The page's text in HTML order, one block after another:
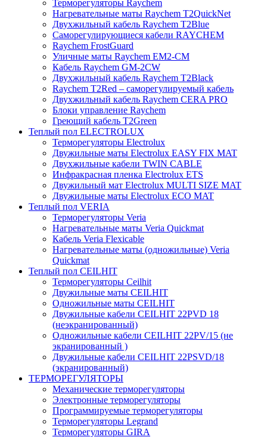
Терморегуляторы Raychem
Нагревательные маты Raychem T2QuickNet
Двухжильный кабель Raychem T2Blue
Саморегулирующиеся кабели RAYCHEM
Raychem FrostGuard
Уличные маты Raychem EM2-CM
Кабель Raychem GM-2CW
Двухжильный кабель Raychem T2Black
Raychem T2Red – саморегулируемый кабель
Двухжильный кабель Raychem CERA PRO
Блоки управление Raychem
Греющий кабель T2Green
Теплый пол ELECTROLUX
Терморегуляторы Electrolux
Двужильные маты Electrolux EASY FIX MAT
Двухжильные кабели TWIN CABLE
Инфракрасная пленка Electrolux ETS
Двужильный мат Electrolux MULTI SIZE MAT
Двужильные маты Electrolux ECO MAT
Теплый пол VERIA
Терморегуляторы Veria
Нагревательные маты Veria Quickmat
Кабель Veria Flexicable
Нагревательные маты (одножильные) Veria
Quickmat
Теплый пол CEILHIT
Терморегуляторы Ceilhit
Двужильные маты CEILHIT
Одножильные маты CEILHIT
Двужильные кабели CEILHIT 22PVD 18
(неэкранированный)
Одножильные кабели CEILHIT 22PV/15 (не
экранированный )
Двужильные кабели CEILHIT 22PSVD/18
(экранированный)
ТЕРМОРЕГУЛЯТОРЫ
Механические терморегуляторы
Электронные терморегуляторы
Программируемые терморегуляторы
Терморегуляторы Legrand
Терморегуляторы GIRA